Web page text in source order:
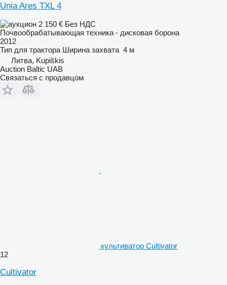
Unia Ares TXL 4
2 150 € Без НДС
Почвообрабатывающая техника - дисковая борона
2012
Тип для трактора Ширина захвата 4 м
Литва, Kupiškis
Auction Baltic UAB
Связаться с продавцом
культиватор Cultivator
12
Cultivator